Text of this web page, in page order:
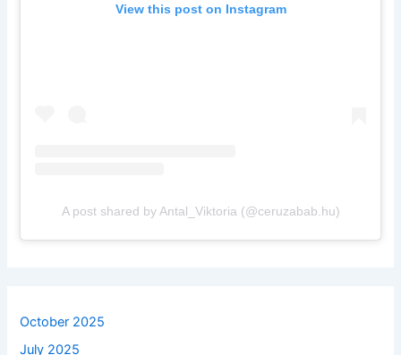
View this post on Instagram
A post shared by Antal_Viktoria (@ceruzabab.hu)
October 2025
July 2025